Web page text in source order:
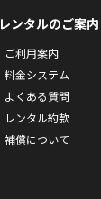
レンタルのご案内
ご利用案内
料金システム
よくある質問
レンタル約款
補償について